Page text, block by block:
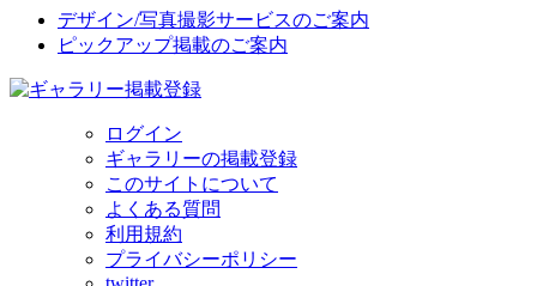
デザイン/写真撮影サービスのご案内
ピックアップ掲載のご案内
ログイン
ギャラリーの掲載登録
このサイトについて
よくある質問
利用規約
プライバシーポリシー